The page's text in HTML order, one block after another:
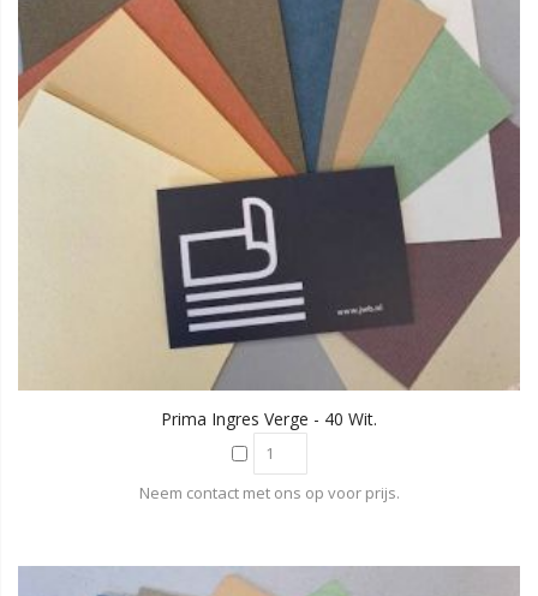
Prima Ingres Verge - 40 Wit.
Neem contact met ons op voor prijs.